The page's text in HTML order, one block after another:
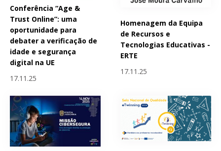
Conferência “Age &
Trust Online”: uma
oportunidade para
debater a verificação de
idade e segurança
digital na UE
17.11.25
Homenagem da Equipa
de Recursos e
Tecnologias Educativas -
ERTE
17.11.25